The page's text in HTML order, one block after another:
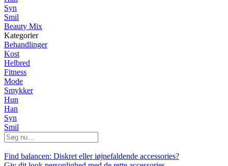
Syn
Smil
Beauty Mix
Kategorier
Behandlinger
Kost
Helbred
Fitness
Mode
Smykker
Hun
Han
Syn
Smil
Find balancen: Diskret eller iøjnefaldende accessories?